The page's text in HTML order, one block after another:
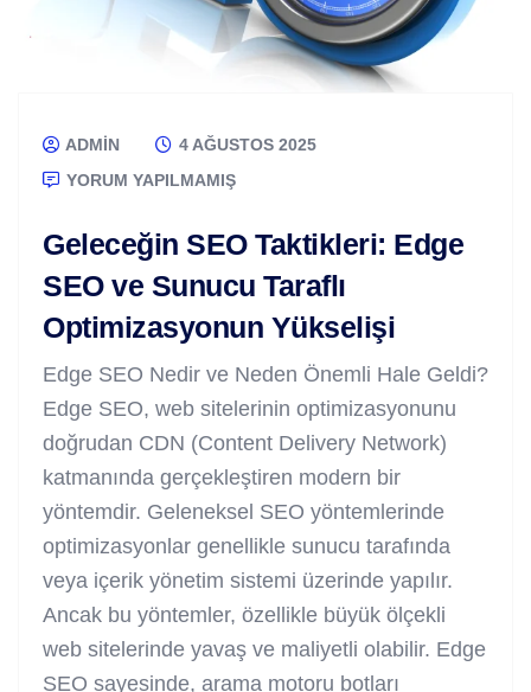
ADMIN
4 AĞUSTOS 2025
YORUM YAPILMAMIŞ
Geleceğin SEO Taktikleri: Edge
SEO ve Sunucu Taraflı
Optimizasyonun Yükselişi
Edge SEO Nedir ve Neden Önemli Hale Geldi?
Edge SEO, web sitelerinin optimizasyonunu
doğrudan CDN (Content Delivery Network)
katmanında gerçekleştiren modern bir
yöntemdir. Geleneksel SEO yöntemlerinde
optimizasyonlar genellikle sunucu tarafında
veya içerik yönetim sistemi üzerinde yapılır.
Ancak bu yöntemler, özellikle büyük ölçekli
web sitelerinde yavaş ve maliyetli olabilir. Edge
SEO sayesinde, arama motoru botları